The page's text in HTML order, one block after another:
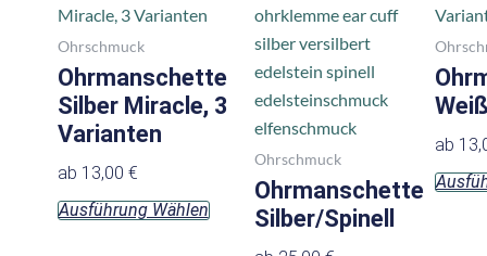
Ohrschmuck
Ohrmanschette
Silber Miracle, 3
Varianten
ab 13,00 €
Ausführung Wählen
Produkt
mehrere
Varianten
Optionen
können
Ohrschmuck
Ohrmanschette
Silber/Spinell
Produkt
weist
mehrere
Varianten
Optionen
ab